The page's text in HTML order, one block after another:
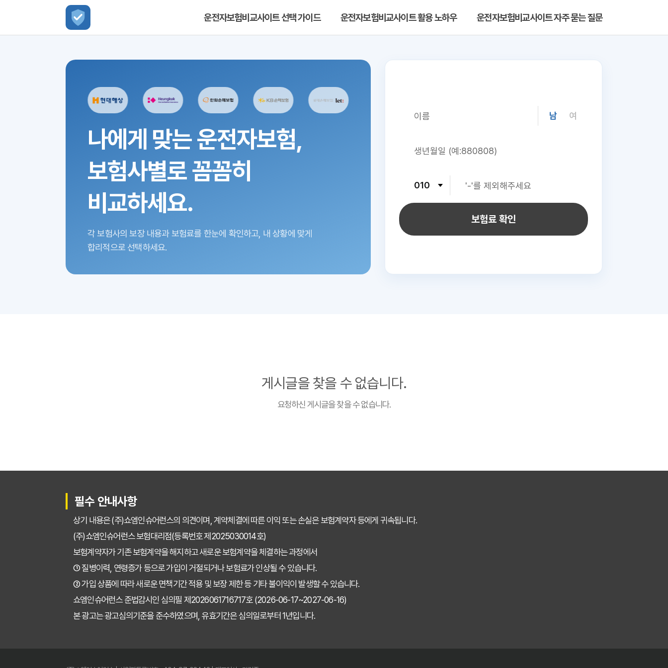
운전자보험비교사이트 선택 가이드 운전자보험비교사이트 활용 노하우 운전자보험비교사이트 자주 묻는 질문
나에게 맞는 운전자보험,
보험사별로 꼼꼼히
비교하세요.
각 보험사의 보장 내용과 보험료를 한눈에 확인하고, 내 상황에 맞게
합리적으로 선택하세요.
남 여
보험료 확인
게시글을 찾을 수 없습니다.
요청하신 게시글을 찾을 수 없습니다.
필수 안내사항
상기 내용은 (주)쇼엠인슈어런스의 의견이며, 계약체결에 따른 이익 또는 손실은 보험계약자 등에게 귀속됩니다.
(주)쇼엠인슈어런스 보험대리점(등록번호 제2025030014호)
보험계약자가 기존 보험계약을 해지하고 새로운 보험계약을 체결하는 과정에서
① 질병이력, 연령증가 등으로 가입이 거절되거나 보험료가 인상될 수 있습니다.
② 가입 상품에 따라 새로운 면책기간 적용 및 보장 제한 등 기타 불이익이 발생할 수 있습니다.
쇼엠인슈어런스 준법감시인 심의필 제2026061716717호 (2026-06-17~2027-06-16)
본 광고는 광고심의기준을 준수하였으며, 유효기간은 심의일로부터 1년입니다.